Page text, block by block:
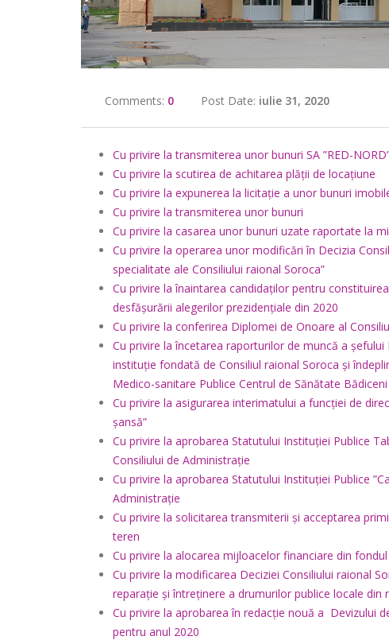
Comments: 0 Post Date: iulie 31, 2020
Cu privire la transmiterea unor bunuri SA ”RED-
Cu privire la scutirea de achitarea plății de locațiune
Cu privire la expunerea la licitație a unor bunuri
Cu privire la transmiterea unor bunuri
Cu privire la casarea unor bunuri uzate raportate la
Cu privire la operarea unor modificări în Decizia
specialitate ale Consiliului raional Soroca”
Cu privire la înaintarea candidaților pentru
desfășurării alegerilor prezidențiale din 2020
Cu privire la conferirea Diplomei de Onoare al
Cu privire la încetarea raporturilor de muncă a
instituție fondată de Consiliul raional Soroca și
Medico-sanitare Publice Centrul de Sănătate Bădiceni
Cu privire la asigurarea interimatului a funcției de
șansă”
Cu privire la aprobarea Statutului Instituției Publice
Consiliului de Administrație
Cu privire la aprobarea Statutului Instituției Publice
Administrație
Cu privire la solicitarea transmiterii și acceptarea
teren
Cu privire la alocarea mijloacelor financiare din
Cu privire la modificarea Deciziei Consiliului raional
reparație și întreținere a drumurilor publice locale din
Cu privire la aprobarea în redacție nouă a Devizului
pentru anul 2020